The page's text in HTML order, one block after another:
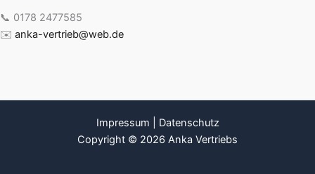
📞 0178 2477585
✉️ anka-vertrieb@web.de
Impressum
Datenschutz
Copyright © 2026 Anka Vertriebs